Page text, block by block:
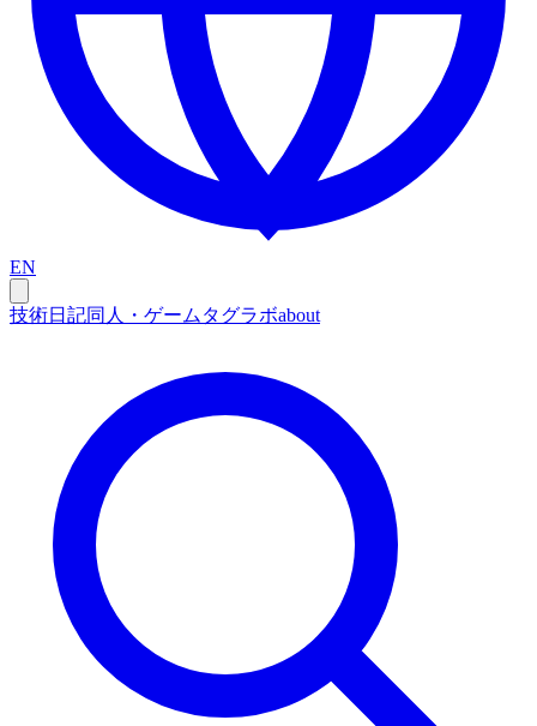
EN
技術日記同人・ゲーム タグラボabout